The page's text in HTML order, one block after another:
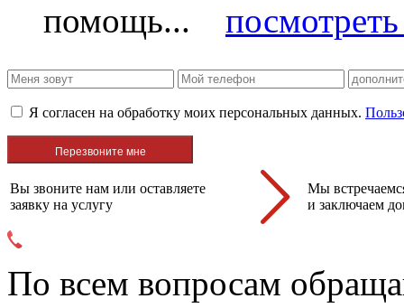
помощь...
Я согласен на обработку моих персональных данных.
Вы звоните нам или оставляете
заявку на услугу
Мы
и заключаем
По всем вопросам